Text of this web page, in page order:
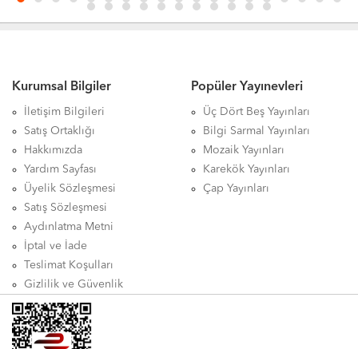
Kurumsal Bilgiler
İletişim Bilgileri
Satış Ortaklığı
Hakkımızda
Yardım Sayfası
Üyelik Sözleşmesi
Satış Sözleşmesi
Aydınlatma Metni
İptal ve İade
Teslimat Koşulları
Gizlilik ve Güvenlik
Popüler Yayınevleri
Üç Dört Beş Yayınları
Bilgi Sarmal Yayınları
Mozaik Yayınları
Karekök Yayınları
Çap Yayınları